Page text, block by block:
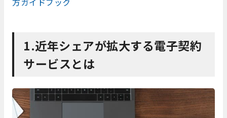
1.近年シェアが拡大する電子契約
サービスとは